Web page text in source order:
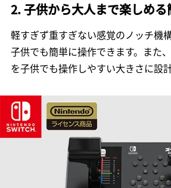
2. 子供から大人まで楽しめる
軽すぎず重すぎない感覚のノッチ機
子供でも簡単に操作できます。また
を子供でも操作しやすい大きさに設